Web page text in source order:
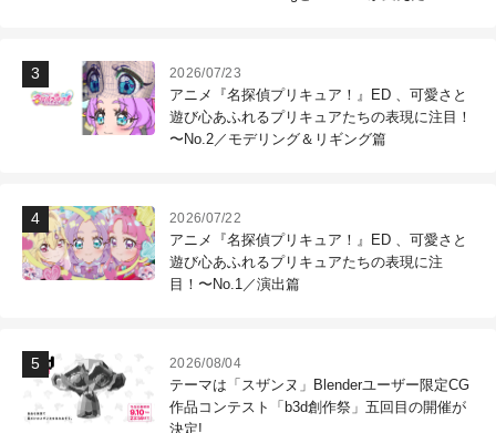
2026/07/23
アニメ『名探偵プリキュア！』ED 、可愛さと
遊び心あふれるプリキュアたちの表現に注目！
〜No.2／モデリング＆リギング篇
2026/07/22
アニメ『名探偵プリキュア！』ED 、可愛さと
遊び心あふれるプリキュアたちの表現に注
目！〜No.1／演出篇
2026/08/04
テーマは「スザンヌ」Blenderユーザー限定CG
作品コンテスト「b3d創作祭」五回目の開催が
決定!